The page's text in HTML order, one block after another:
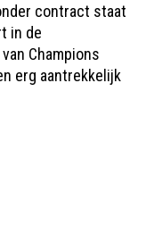
contract staat
in de
Champions
erg aantrekkelijk